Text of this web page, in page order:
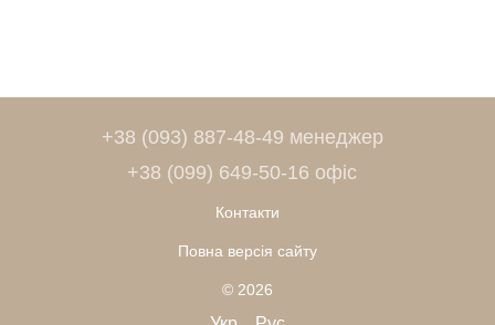
+38 (093) 887-48-49 менеджер
+38 (099) 649-50-16 офіс
Контакти
Повна версія сайту
© 2026